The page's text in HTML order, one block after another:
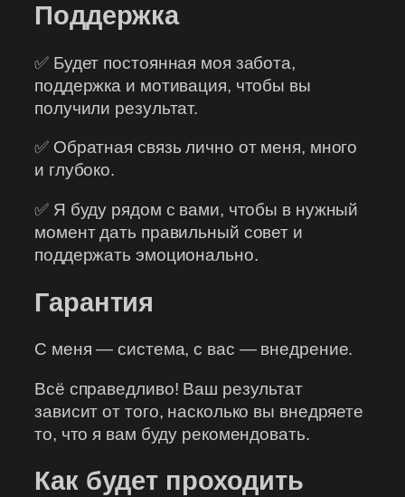
Поддержка
✅ Будет постоянная моя забота,
поддержка и мотивация, чтобы вы
получили результат.
✅ Обратная связь лично от меня, много
и глубоко.
✅ Я буду рядом с вами, чтобы в нужный
момент дать правильный совет и
поддержать эмоционально.
Гарантия
С меня — система, с вас — внедрение.
Всё справедливо! Ваш результат
зависит от того, насколько вы внедряете
то, что я вам буду рекомендовать.
Как будет проходить